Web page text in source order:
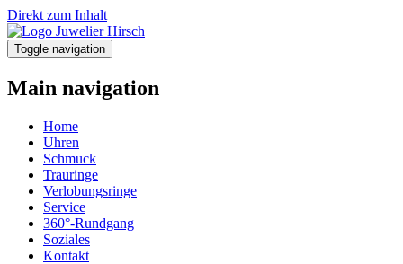
Direkt zum Inhalt
Toggle navigation
Main navigation
Home
Uhren
Schmuck
Trauringe
Verlobungsringe
Service
360°-Rundgang
Soziales
Kontakt